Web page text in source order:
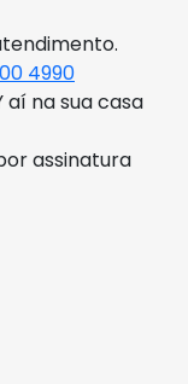
4990
na sua casa
assinatura